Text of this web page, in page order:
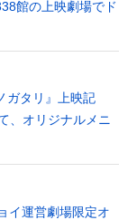
館の上映劇場でド
ガタリ』上映記
、オリジナルメニ
イ運営劇場限定オ